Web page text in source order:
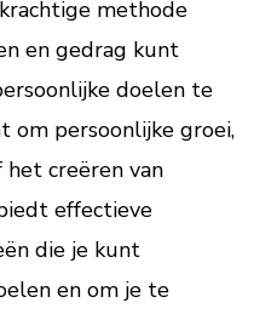
van
anders
denken
methode
en gedrag kunt
doelen te
om persoonlijke groei,
creëren van
effectieve
die je kunt
en om je te